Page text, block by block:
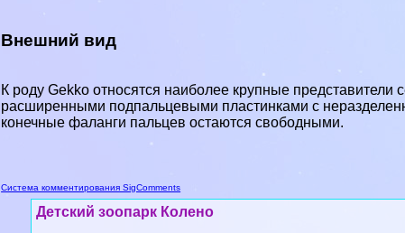
Внешний вид
К роду Gekko относятся наиболее крупные представители
расширенными подпальцевыми пластинками с
конечные фаланги пальцев остаются свободными.
Система комментирования SigComments
Детский зоопарк Колено